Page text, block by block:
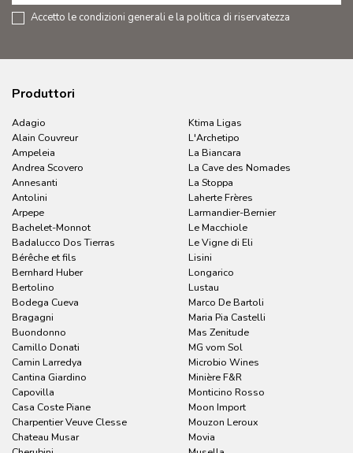
Accetto le condizioni generali e la politica di riservatezza
Produttori
Adagio
Alain Couvreur
Ampeleia
Andrea Scovero
Annesanti
Antolini
Arpepe
Bachelet-Monnot
Badalucco Dos Tierras
Bérêche et fils
Bernhard Huber
Bertolino
Bodega Cueva
Bragagni
Buondonno
Camillo Donati
Camin Larredya
Cantina Giardino
Capovilla
Casa Coste Piane
Charpentier Veuve Clesse
Chateau Musar
Ktima Ligas
L'Archetipo
La Biancara
La Cave des Nomades
La Stoppa
Laherte Frères
Larmandier-Bernier
Le Macchiole
Le Vigne di Eli
Lisini
Longarico
Lustau
Marco De Bartoli
Maria Pia Castelli
Mas Zenitude
MG vom Sol
Microbio Wines
Minière F&R
Monticino Rosso
Moon Import
Mouzon Leroux
Movia